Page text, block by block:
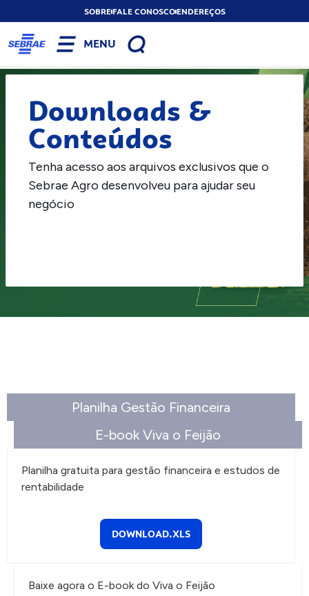
SOBREFALE CONOSCOENDEREÇOS
MENU
Downloads &
Conteúdos
Tenha acesso aos arquivos exclusivos que o
Sebrae Agro desenvolveu para ajudar seu
negócio
Planilha Gestão Financeira
E-book Viva o Feijão
Planilha gratuita para gestão financeira e estudos de
rentabilidade
DOWNLOAD.XLS
Baixe agora o E-book do Viva o Feijão